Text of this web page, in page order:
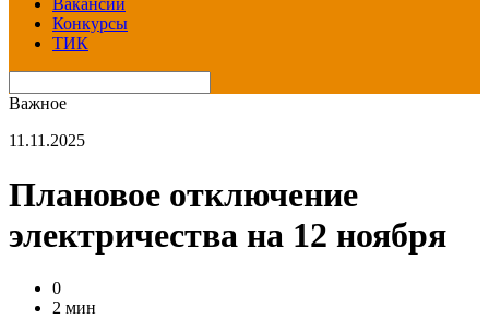
Вакансии
Конкурсы
ТИК
Важное
11.11.2025
Плановое отключение
электричества на 12 ноября
0
2 мин